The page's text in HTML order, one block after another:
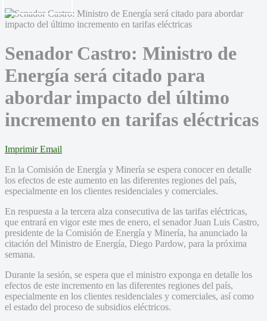
Senador Castro: Ministro de
Energía será citado para
abordar impacto del último
incremento en tarifas eléctricas
Imprimir Email
En la Comisión de Energía y Minería se espera conocer en detalle
los efectos de este aumento en las diferentes regiones del país,
especialmente en los clientes residenciales y comerciales.
En respuesta a la tercera alza consecutiva de las tarifas eléctricas,
que entrará en vigor este mes de enero, el senador Juan Luis Castro,
presidente de la Comisión de Energía y Minería, ha anunciado la
citación del Ministro de Energía, Diego Pardow, para la próxima
semana.
Durante la sesión, se espera que el ministro exponga en detalle los
efectos de este incremento en las diferentes regiones del país,
especialmente en los clientes residenciales y comerciales, así como
el estado del proceso de subsidios eléctricos.